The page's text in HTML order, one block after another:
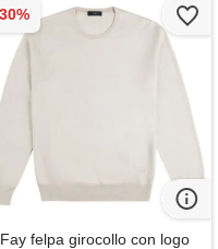
Fay felpa girocollo con logo